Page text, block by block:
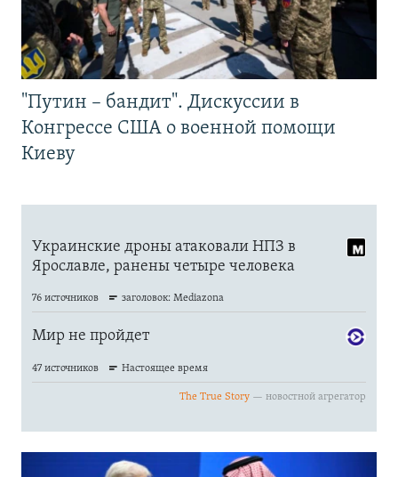
"Путин – бандит". Дискуссии в
Конгрессе США о военной помощи
Киеву